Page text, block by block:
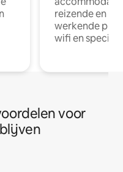
reizende en
werkende
wifi en
voor